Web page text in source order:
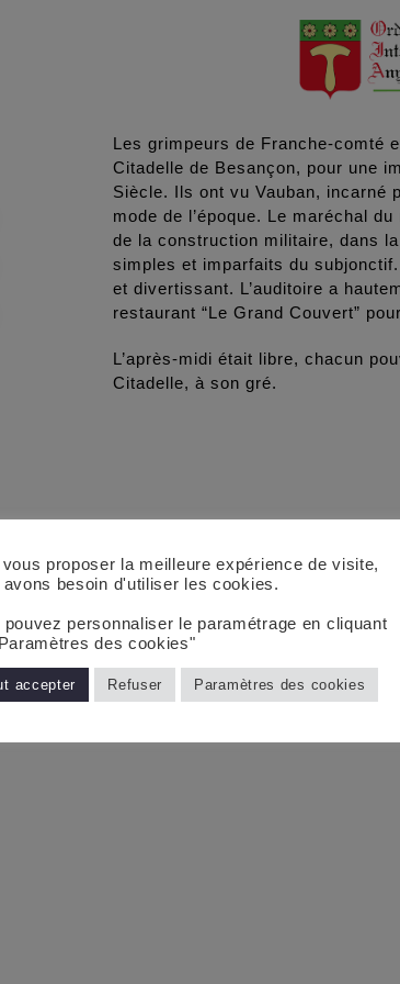
Les grimpeurs de Franche-comté
Citadelle de Besançon, pour une
Siècle. Ils ont vu Vauban, incarné
mode de l’époque. Le maréchal
de la construction militaire, dans
simples et imparfaits du
et divertissant. L’auditoire a
restaurant “Le Grand Couvert”
L’après-midi était libre, chacun
Citadelle, à son gré.
vous proposer la meilleure expérience de visite,
avons besoin d'utiliser les cookies.
pouvez personnaliser le paramétrage en cliquant
des cookies"
accepter Refuser Paramètres des cookies